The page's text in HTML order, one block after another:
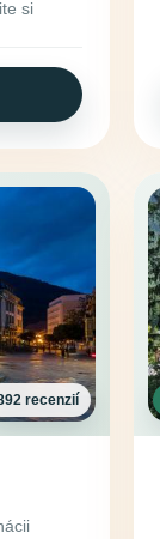
si
recenzií